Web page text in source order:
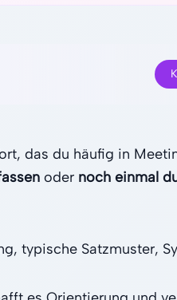
das du häufig in
oder noch einmal
typische Satzmuster,